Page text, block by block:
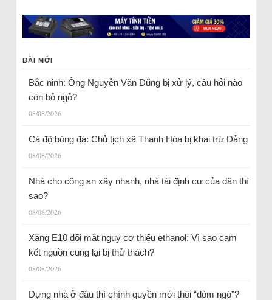
BÀI MỚI
Bắc ninh: Ông Nguyễn Văn Dũng bị xử lý, câu hỏi nào
còn bỏ ngỏ?
08/08/2026
Cá độ bóng đá: Chủ tịch xã Thanh Hóa bị khai trừ Đảng
08/08/2026
Nhà cho công an xây nhanh, nhà tái định cư của dân thì
sao?
08/08/2026
Xăng E10 đối mặt nguy cơ thiếu ethanol: Vì sao cam
kết nguồn cung lại bị thử thách?
08/08/2026
Dựng nhà ở đâu thì chính quyền mới thôi “dòm ngó”?